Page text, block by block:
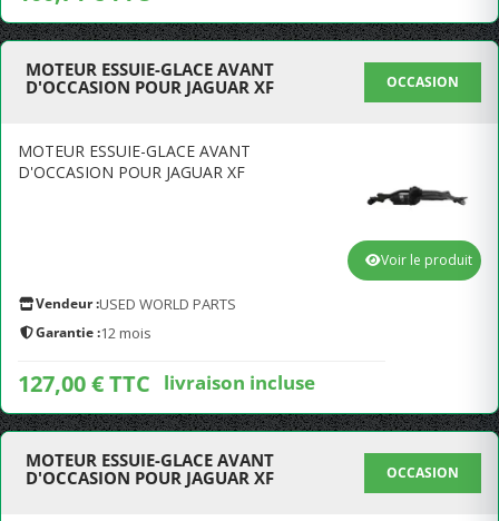
MOTEUR ESSUIE-GLACE AVANT
D'OCCASION POUR JAGUAR XF
OCCASION
MOTEUR ESSUIE-GLACE AVANT
D'OCCASION POUR JAGUAR XF
Vendeur :USED WORLD PARTS
Garantie :12 mois
127,00 € TTC livraison incluse
Voir le produit
MOTEUR ESSUIE-GLACE AVANT
D'OCCASION POUR JAGUAR XF
OCCASION